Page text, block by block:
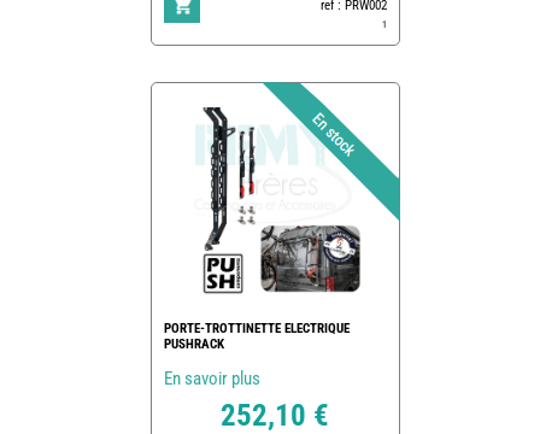
ref : PRW002
1
PORTE-TROTTINETTE ELECTRIQUE
PUSHRACK
En savoir plus
252,10 €